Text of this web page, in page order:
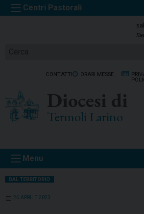
k
t
CONTATTI ORARI MESSE
Diocesi di
Termoli Larino
Menu
DAL TERRITORIO
26 APRILE 2023